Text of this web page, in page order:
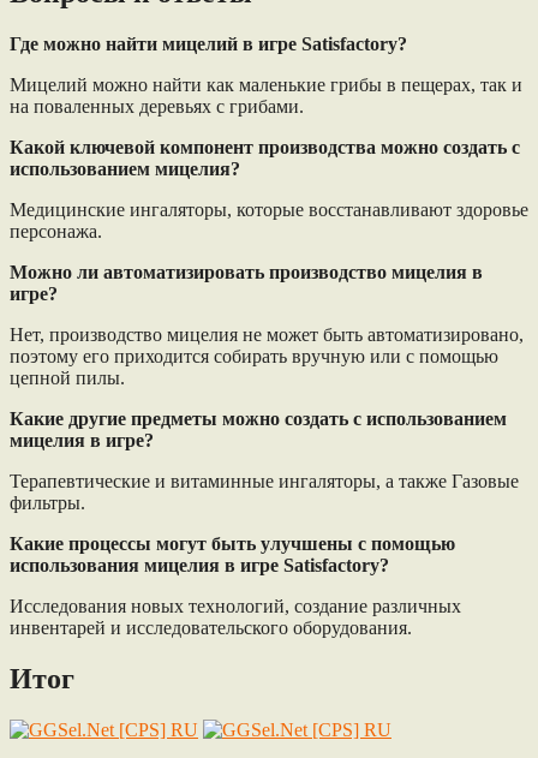
Где можно найти мицелий в игре Satisfactory?
Мицелий можно найти как маленькие грибы в пещерах, так и
на поваленных деревьях с грибами.
Какой ключевой компонент производства можно создать с
использованием мицелия?
Медицинские ингаляторы, которые восстанавливают здоровье
персонажа.
Можно ли автоматизировать производство мицелия в
игре?
Нет, производство мицелия не может быть автоматизировано,
поэтому его приходится собирать вручную или с помощью
цепной пилы.
Какие другие предметы можно создать с использованием
мицелия в игре?
Терапевтические и витаминные ингаляторы, а также Газовые
фильтры.
Какие процессы могут быть улучшены с помощью
использования мицелия в игре Satisfactory?
Исследования новых технологий, создание различных
инвентарей и исследовательского оборудования.
Итог